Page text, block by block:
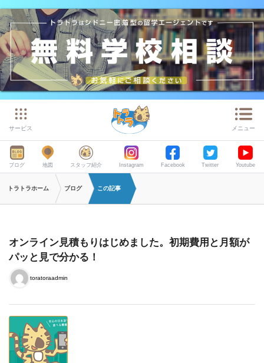
サービス メニュー
ブログ 地図 スタッフ紹介 Instagram Facebook Twitter Youtube
トラトラホーム ブログ この記事
オンライン見積もりはじめました。初期費用と月額が
パッと見で分かる！
toratoraadmin